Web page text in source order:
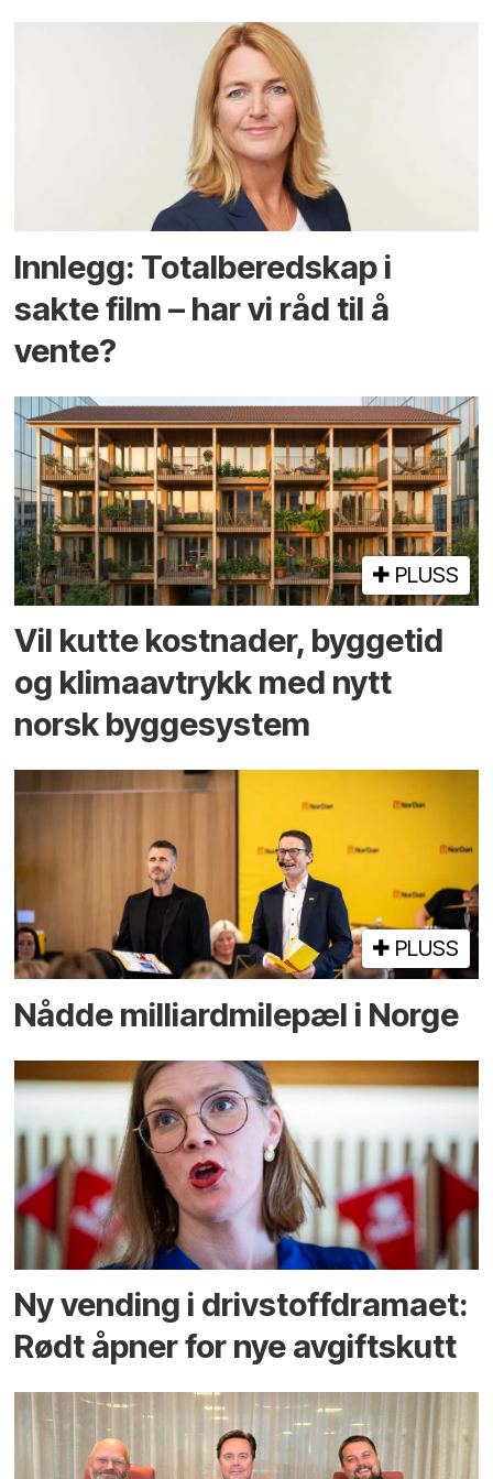
Innlegg: Totalberedskap i
sakte film – har vi råd til å
vente?
PLUSS
Vil kutte kostnader, byggetid
og klima­avtrykk med nytt
norsk bygge­system
PLUSS
Nådde milliard­­milepæl i Norge
Ny vending i drivstoffdramaet:
Rødt åpner for nye avgiftskutt